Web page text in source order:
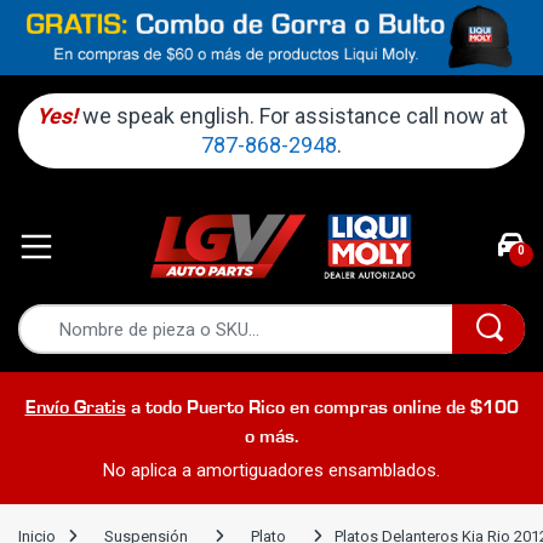
Yes! we speak english. For assistance call now at
787-868-2948.
0
Envío Gratisa todo Puerto Rico en compras online de $100
o más.
No aplica a amortiguadores ensamblados.
Inicio Suspensión Plato Platos Delanteros Kia Rio